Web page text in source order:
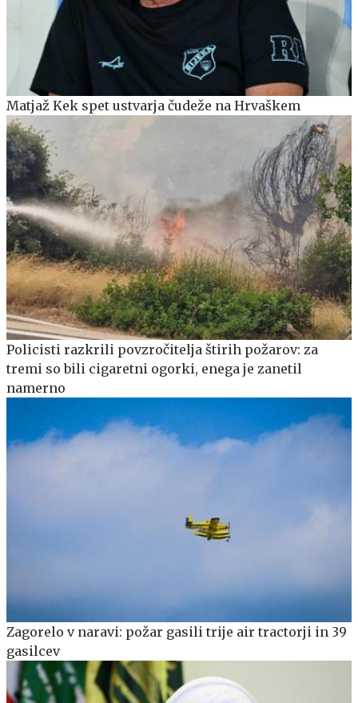
Matjaž Kek spet ustvarja čudeže na Hrvaškem
Policisti razkrili povzročitelja štirih požarov: za
tremi so bili cigaretni ogorki, enega je zanetil
namerno
Zagorelo v naravi: požar gasili trije air tractorji in 39
gasilcev